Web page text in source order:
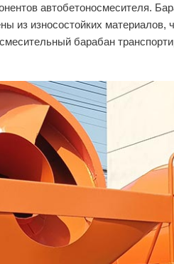
автобетоносмесителя.
из износостойких
барабан